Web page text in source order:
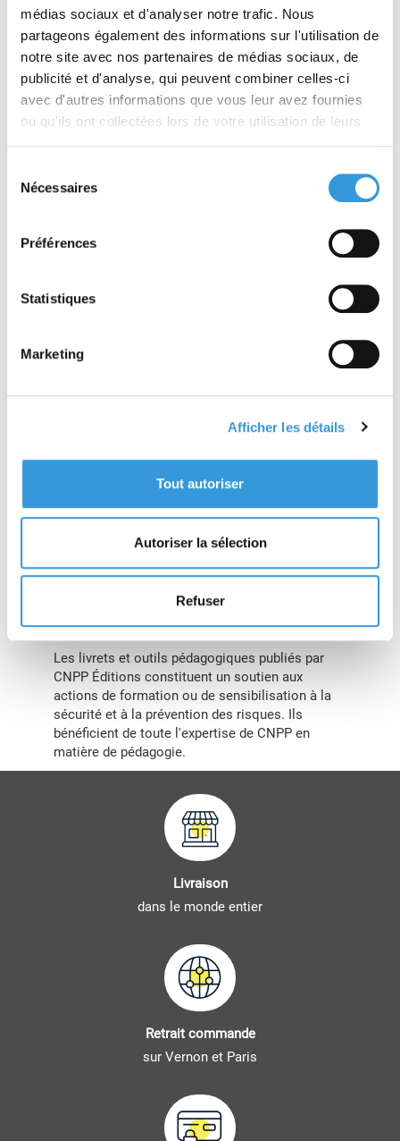
médias sociaux et d'analyser notre trafic. Nous
partageons également des informations sur l'utilisation de
notre site avec nos partenaires de médias sociaux, de
publicité et d'analyse, qui peuvent combiner celles-ci
avec d'autres informations que vous leur avez fournies
ou qu'ils ont collectées lors de votre utilisation de leurs
Nécessaires
Préférences
Statistiques
Marketing
Afficher les détails
Tout autoriser
Autoriser la sélection
Refuser
intervention (Septembre 2018)
RÉSUMÉ
TABLE DES MATIÈRES
Vendu également dans le
formation et de nombreuses illustrations pour :
– comprendre les objectifs et les risques de la
protection et d’intervention utilisés par les
– adapter le choix des matériels et des
– connaître les modalités d’établissement et
l’articulation des différentes phases de
l’intervention.
Ce livret pédagogique s’adresse aux équipiers de
souhaite mettre en place une équipe de seconde
intervention en entreprise. Il accompagne les
actions de formation, notamment celles prévues
par le Code du travail.
Les livrets et outils pédagogiques publiés par
CNPP Éditions constituent un soutien aux
actions de formation ou de sensibilisation à la
sécurité et à la prévention des risques. Ils
bénéficient de toute l'expertise de CNPP en
matière de pédagogie.
Livraison
dans le monde entier
Retrait commande
sur Vernon et Paris